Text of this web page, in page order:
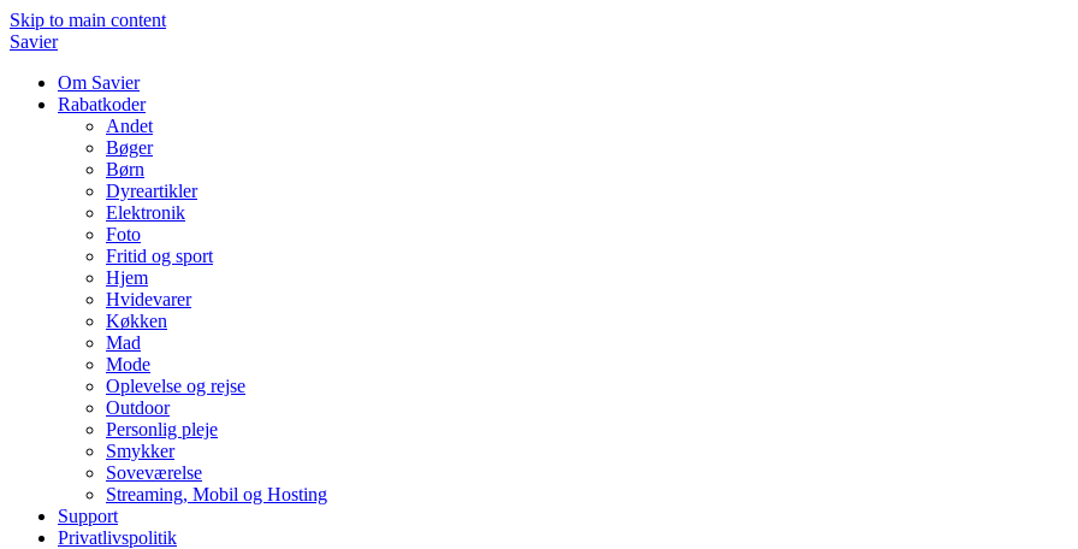
Skip to main content
Savier
Om Savier
Rabatkoder
Andet
Bøger
Børn
Dyreartikler
Elektronik
Foto
Fritid og sport
Hjem
Hvidevarer
Køkken
Mad
Mode
Oplevelse og rejse
Outdoor
Personlig pleje
Smykker
Soveværelse
Streaming, Mobil og Hosting
Support
Privatlivspolitik